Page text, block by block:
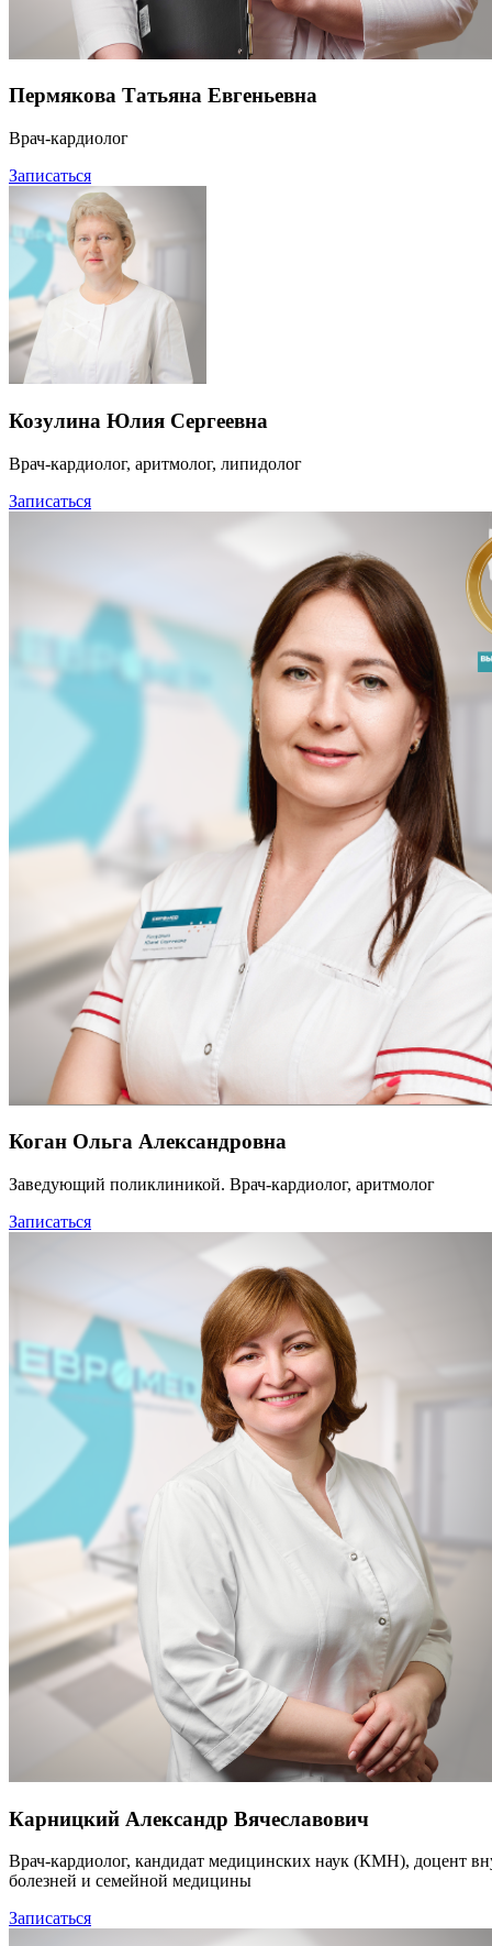
Пермякова Татьяна Евгеньевна
Врач-кардиолог
Записаться
Козулина Юлия Сергеевна
Врач-кардиолог, аритмолог, липидолог
Записаться
Коган Ольга Александровна
Заведующий поликлиникой. Врач-кардиолог, аритмолог
Записаться
Карницкий Александр Вячеславович
Врач-кардиолог, кандидат медицинских наук (КМН), доцент
болезней и семейной медицины
Записаться